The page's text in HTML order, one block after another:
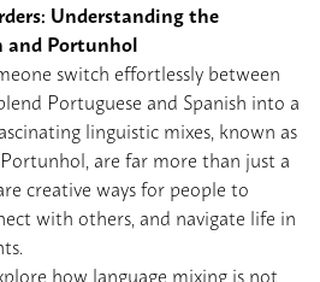
Understanding the
and Portunhol
switch effortlessly between
Portuguese and Spanish into a
linguistic mixes, known as
are far more than just a
creative ways for people to
with others, and navigate life in
how language mixing is not